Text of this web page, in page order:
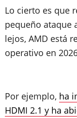
Lo cierto es que
pequeño ataque
lejos, AMD está
operativo en
Por ejemplo, ha
HDMI 2.1 y ha